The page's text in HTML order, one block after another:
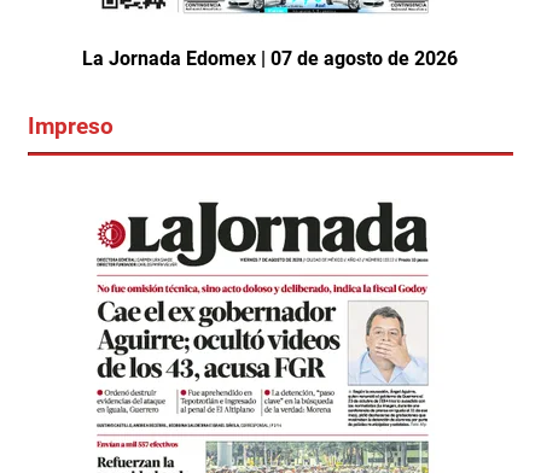
La Jornada Edomex | 07 de agosto de 2026
Impreso